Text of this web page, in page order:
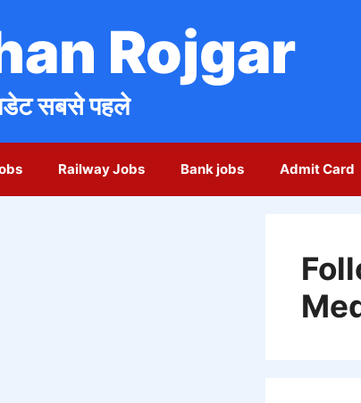
Rojgar
सबसे पहले
Railway Jobs Bank jobs Admit Card